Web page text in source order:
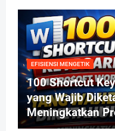
EFISIENSI MENGETIK
100 Shortcut
yang Wajib
Meningkatkan